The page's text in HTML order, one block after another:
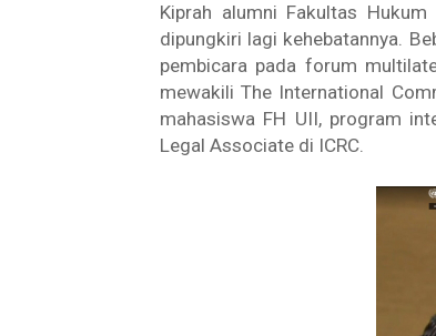
Kiprah alumni Fakultas
dipungkiri lagi kehebatannya.
pembicara pada forum
mewakili The International
mahasiswa FH UII, program
Legal Associate di ICRC.